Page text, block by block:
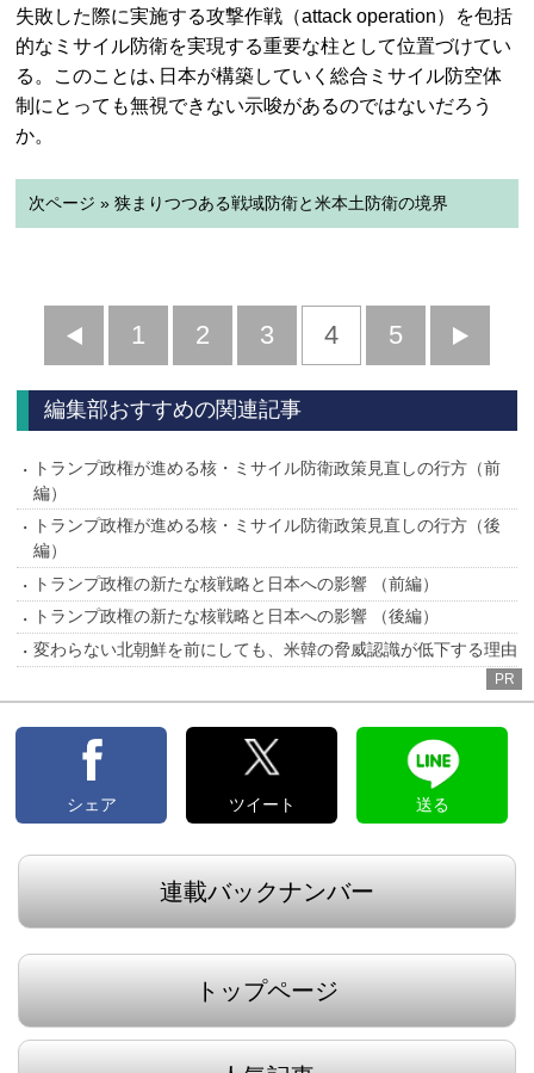
失敗した際に実施する攻撃作戦（attack operation）を包括
的なミサイル防衛を実現する重要な柱として位置づけてい
る。このことは､日本が構築していく総合ミサイル防空体
制にとっても無視できない示唆があるのではないだろう
か。
次ページ » 狭まりつつある戦域防衛と米本土防衛の境界
前
へ
1 2 3 4 5
へ
編集部おすすめの関連記事
トランプ政権が進める核・ミサイル防衛政策見直しの行方（前
編）
トランプ政権が進める核・ミサイル防衛政策見直しの行方（後
編）
トランプ政権の新たな核戦略と日本への影響 （前編）
トランプ政権の新たな核戦略と日本への影響 （後編）
変わらない北朝鮮を前にしても、米韓の脅威認識が低下する理由
PR
シェア ツイート 送る
連載バックナンバー
トップページ